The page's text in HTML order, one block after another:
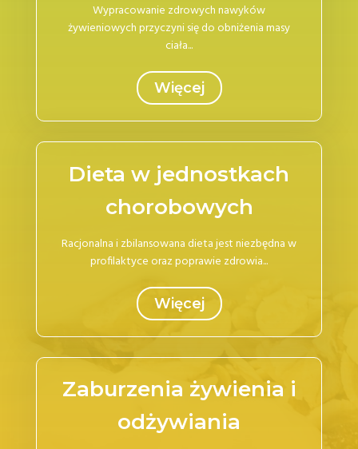
Wypracowanie zdrowych nawyków
żywieniowych przyczyni się do obniżenia masy
ciała...
Więcej
Dieta w jednostkach
chorobowych
Racjonalna i zbilansowana dieta jest niezbędna w
profilaktyce oraz poprawie zdrowia...
Więcej
Zaburzenia żywienia i
odżywiania